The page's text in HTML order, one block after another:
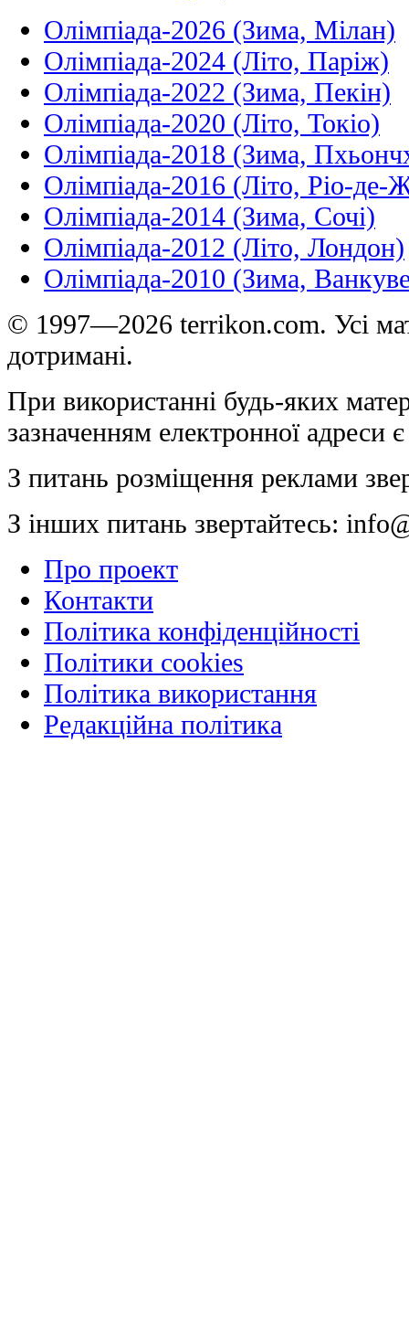
Олімпіада-2026 (Зима, Мілан)
Олімпіада-2024 (Літо, Паріж)
Олімпіада-2022 (Зима, Пекін)
Олімпіада-2020 (Літо, Токіо)
Олімпіада-2018 (Зима,
Олімпіада-2016 (Літо, Ріо-де-
Олімпіада-2014 (Зима, Сочі)
Олімпіада-2012 (Літо, Лондон)
Олімпіада-2010 (Зима,
© 1997—2026 terrikon.com. Усі
дотримані.
При використанні будь-яких
зазначенням електронної адреси
З питань розміщення реклами
З інших питань звертайтесь:
Про проект
Контакти
Політика конфіденційності
Політики cookies
Політика використання
Редакційна політика